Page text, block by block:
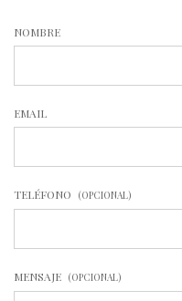
NOMBRE
EMAIL
TELÉFONO (OPCIONAL)
MENSAJE (OPCIONAL)